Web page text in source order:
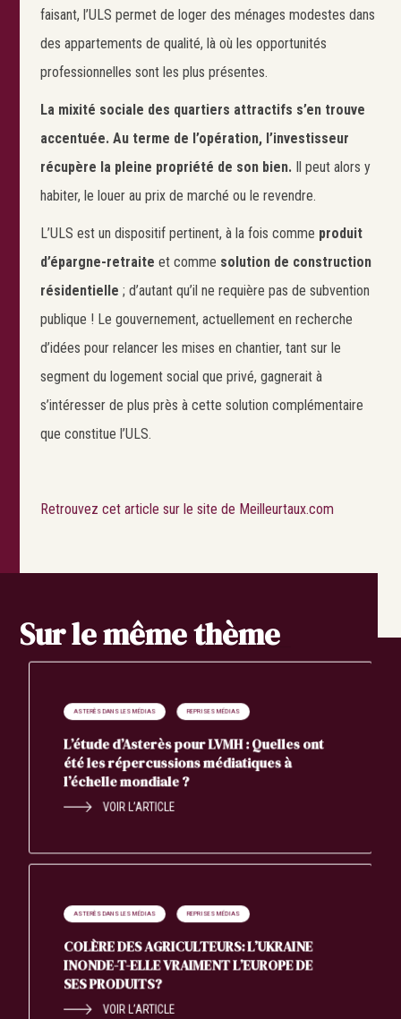
faisant, l’ULS permet de loger des ménages modestes dans
des appartements de qualité, là où les opportunités
professionnelles sont les plus présentes.
La mixité sociale des quartiers attractifs s’en trouve
accentuée. Au terme de l’opération, l’investisseur
récupère la pleine propriété de son bien.Il peut alors y
habiter, le louer au prix de marché ou le revendre.
L’ULS est un dispositif pertinent, à la fois comme produit
d’épargne-retraite et comme solution de construction
résidentielle ; d’autant qu’il ne requière pas de subvention
publique ! Le gouvernement, actuellement en recherche
d’idées pour relancer les mises en chantier, tant sur le
segment du logement social que privé, gagnerait à
s’intéresser de plus près à cette solution complémentaire
que constitue l’ULS.
Retrouvez cet article sur le site de Meilleurtaux.com
Sur le même thème
ASTERÈS DANS LES MÉDIAS REPRISES MÉDIAS
L’étude d’Asterès pour LVMH : Quelles ont
été les répercussions médiatiques à
l’échelle mondiale ?
VOIR L’ARTICLE
ASTERÈS DANS LES MÉDIAS REPRISES MÉDIAS
COLÈRE DES AGRICULTEURS: L’UKRAINE
INONDE-T-ELLE VRAIMENT L’EUROPE DE
SES PRODUITS?
VOIR L’ARTICLE
Search